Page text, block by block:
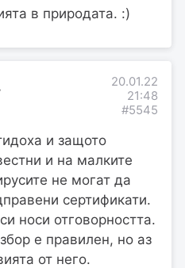
в природата. :)
20.01.22
21:48
#5545
и защото
и на малките
не могат да
сертификати.
носи отговорността.
е правилен, но аз
от него.